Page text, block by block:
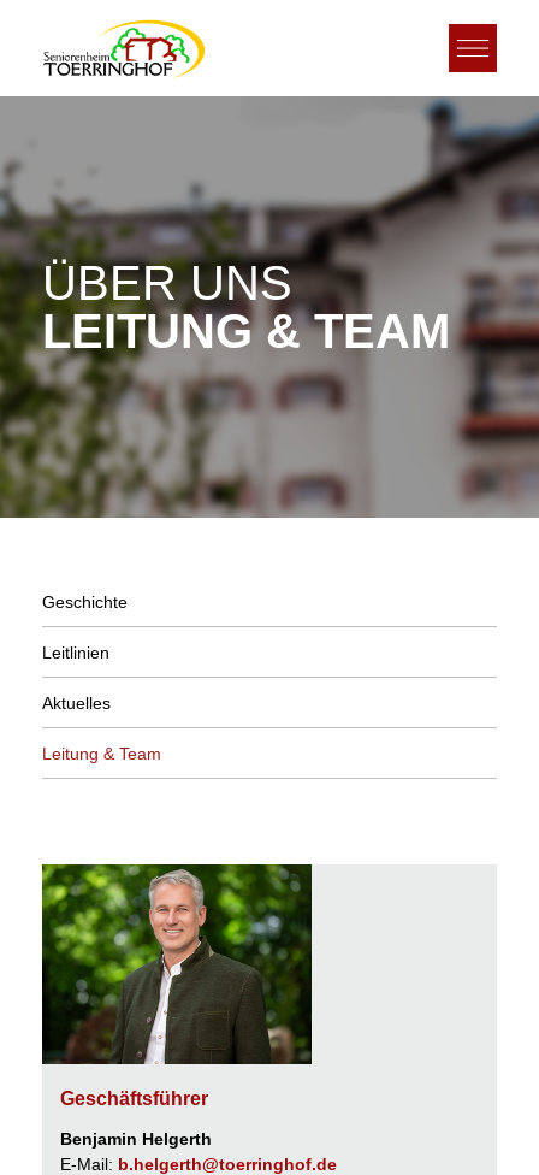
ÜBER UNS
LEITUNG & TEAM
Geschichte
Leitlinien
Aktuelles
Leitung & Team
Geschäftsführer
Benjamin Helgerth
E-Mail: b.helgerth@toerringhof.de